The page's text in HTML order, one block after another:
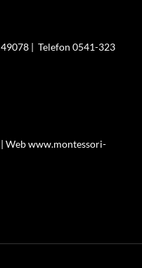
| Telefon 0541-323
Web www.montessori-